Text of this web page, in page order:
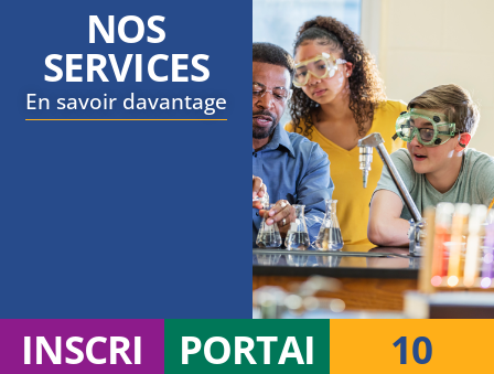
NOS
SERVICES
En savoir davantage
INSCRI PORTAI 10